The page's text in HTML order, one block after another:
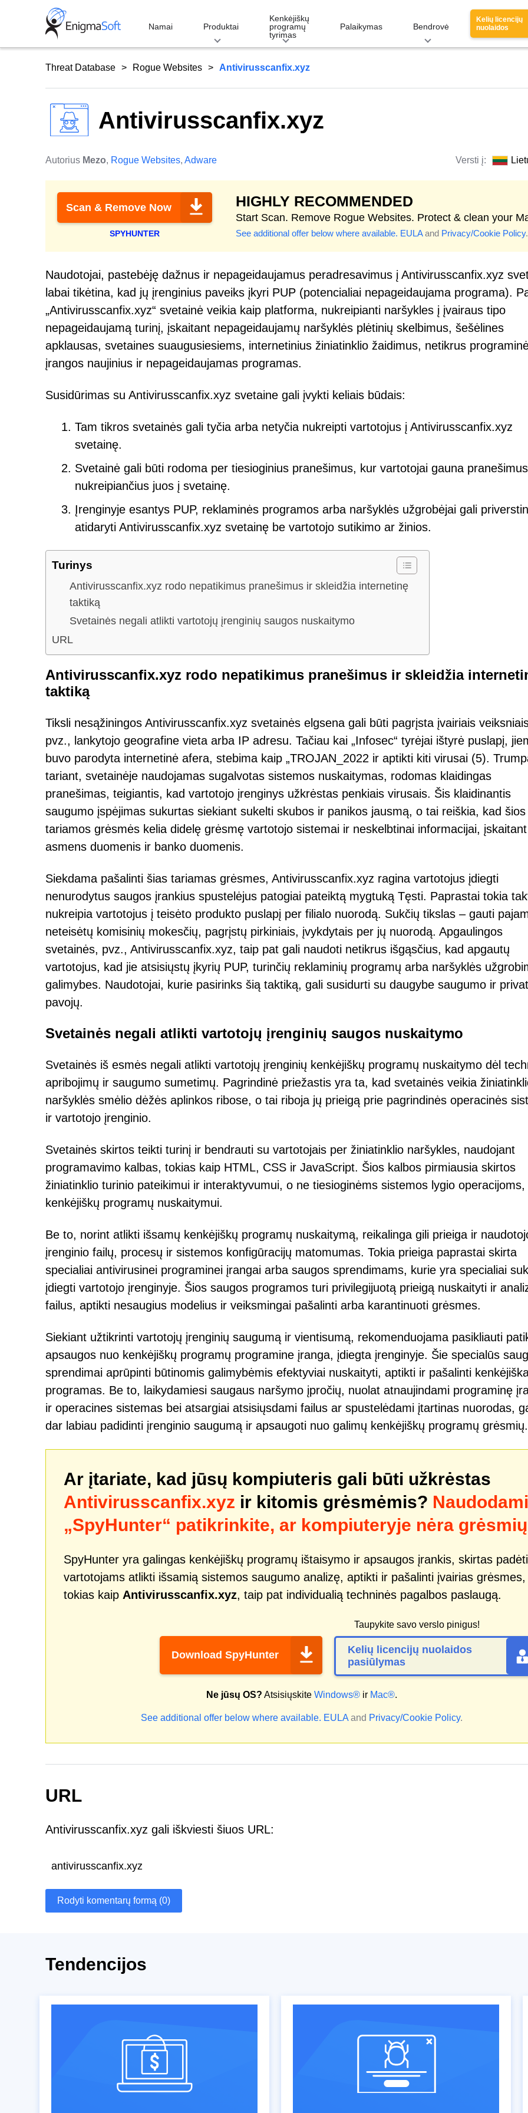
Namai Produktai
Kenkėjiškų
programų
tyrimas
Palaikymas Bendrovė
Kelių licencijų
nuolaidos
Threat Database Rogue Websites Antivirusscanfix.xyz
Antivirusscanfix.xyz
Autorius Mezo, Rogue Websites, Adware Versti į:
Scan & Remove Now
SPYHUNTER
HIGHLY RECOMMENDED
Start Scan. Remove Rogue Websites. Protect & clean your
See additional offer below where available. EULAand Privacy/Cookie Policy.
Naudotojai, pastebėję dažnus ir nepageidaujamus peradresavimus į Antivirusscanfix.xyz
labai tikėtina, kad jų įrenginius paveiks įkyri PUP (potencialiai nepageidaujama programa).
„Antivirusscanfix.xyz“ svetainė veikia kaip platforma, nukreipianti naršykles į įvairaus tipo
nepageidaujamą turinį, įskaitant nepageidaujamų naršyklės plėtinių skelbimus, šešėlines
apklausas, svetaines suaugusiesiems, internetinius žiniatinklio žaidimus, netikrus
įrangos naujinius ir nepageidaujamas programas.
Susidūrimas su Antivirusscanfix.xyz svetaine gali įvykti keliais būdais:
Tam tikros svetainės gali tyčia arba netyčia nukreipti vartotojus į Antivirusscanfix.xyz
svetainę.
Svetainė gali būti rodoma per tiesioginius pranešimus, kur vartotojai gauna
nukreipiančius juos į svetainę.
Įrenginyje esantys PUP, reklaminės programos arba naršyklės užgrobėjai gali
atidaryti Antivirusscanfix.xyz svetainę be vartotojo sutikimo ar žinios.
Turinys
Antivirusscanfix.xyz rodo nepatikimus pranešimus ir skleidžia internetinę
taktiką
Svetainės negali atlikti vartotojų įrenginių saugos nuskaitymo
URL
Antivirusscanfix.xyz rodo nepatikimus pranešimus ir skleidžia
taktiką
Tiksli nesąžiningos Antivirusscanfix.xyz svetainės elgsena gali būti pagrįsta įvairiais
pvz., lankytojo geografine vieta arba IP adresu. Tačiau kai „Infosec“ tyrėjai ištyrė puslapį,
buvo parodyta internetinė afera, stebima kaip „TROJAN_2022 ir aptikti kiti virusai (5).
tariant, svetainėje naudojamas sugalvotas sistemos nuskaitymas, rodomas klaidingas
pranešimas, teigiantis, kad vartotojo įrenginys užkrėstas penkiais virusais. Šis klaidinantis
saugumo įspėjimas sukurtas siekiant sukelti skubos ir panikos jausmą, o tai reiškia, kad šios
tariamos grėsmės kelia didelę grėsmę vartotojo sistemai ir neskelbtinai informacijai, įskaitant
asmens duomenis ir banko duomenis.
Siekdama pašalinti šias tariamas grėsmes, Antivirusscanfix.xyz ragina vartotojus įdiegti
nenurodytus saugos įrankius spustelėjus patogiai pateiktą mygtuką Tęsti. Paprastai tokia
nukreipia vartotojus į teisėto produkto puslapį per filialo nuorodą. Sukčių tikslas – gauti
neteisėtų komisinių mokesčių, pagrįstų pirkiniais, įvykdytais per jų nuorodą. Apgaulingos
svetainės, pvz., Antivirusscanfix.xyz, taip pat gali naudoti netikrus išgąsčius, kad apgautų
vartotojus, kad jie atsisiųstų įkyrių PUP, turinčių reklaminių programų arba naršyklės
galimybes. Naudotojai, kurie pasirinks šią taktiką, gali susidurti su daugybe saugumo ir
pavojų.
Svetainės negali atlikti vartotojų įrenginių saugos nuskaitymo
Svetainės iš esmės negali atlikti vartotojų įrenginių kenkėjiškų programų nuskaitymo dėl
apribojimų ir saugumo sumetimų. Pagrindinė priežastis yra ta, kad svetainės veikia
naršyklės smėlio dėžės aplinkos ribose, o tai riboja jų prieigą prie pagrindinės operacinės
ir vartotojo įrenginio.
Svetainės skirtos teikti turinį ir bendrauti su vartotojais per žiniatinklio naršykles, naudojant
programavimo kalbas, tokias kaip HTML, CSS ir JavaScript. Šios kalbos pirmiausia skirtos
žiniatinklio turinio pateikimui ir interaktyvumui, o ne tiesioginėms sistemos lygio operacijoms,
kenkėjiškų programų nuskaitymui.
Be to, norint atlikti išsamų kenkėjiškų programų nuskaitymą, reikalinga gili prieiga ir
įrenginio failų, procesų ir sistemos konfigūracijų matomumas. Tokia prieiga paprastai skirta
specialiai antivirusinei programinei įrangai arba saugos sprendimams, kurie yra specialiai
įdiegti vartotojo įrenginyje. Šios saugos programos turi privilegijuotą prieigą nuskaityti ir
failus, aptikti nesaugius modelius ir veiksmingai pašalinti arba karantinuoti grėsmes.
Siekiant užtikrinti vartotojų įrenginių saugumą ir vientisumą, rekomenduojama pasikliauti
apsaugos nuo kenkėjiškų programų programine įranga, įdiegta įrenginyje. Šie specialūs
sprendimai aprūpinti būtinomis galimybėmis efektyviai nuskaityti, aptikti ir pašalinti
programas. Be to, laikydamiesi saugaus naršymo įpročių, nuolat atnaujindami programinę
ir operacines sistemas bei atsargiai atsisiųsdami failus ar spustelėdami įtartinas nuorodas,
dar labiau padidinti įrenginio saugumą ir apsaugoti nuo galimų kenkėjiškų programų grėsmių.
Ar įtariate, kad jūsų kompiuteris gali būti užkrėstas
Antivirusscanfix.xyz ir kitomis grėsmėmis? Naudodami
„SpyHunter“ patikrinkite, ar kompiuteryje nėra grėsmių
SpyHunter yra galingas kenkėjiškų programų ištaisymo ir apsaugos įrankis, skirtas padėti
vartotojams atlikti išsamią sistemos saugumo analizę, aptikti ir pašalinti įvairias grėsmes,
tokias kaip Antivirusscanfix.xyz, taip pat individualią techninės pagalbos paslaugą.
Download SpyHunter
Taupykite savo verslo pinigus!
Kelių licencijų nuolaidos
pasiūlymas
Ne jūsų OS? Atsisiųskite Windows® ir Mac®.
See additional offer below where available. EULA and Privacy/Cookie Policy.
URL
Antivirusscanfix.xyz gali iškviesti šiuos URL:
antivirusscanfix.xyz
Rodyti komentarų formą (0)
Tendencijos